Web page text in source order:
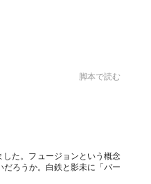
脚本で読む
た。フュージョンという概念
ろうか。白鉄と影未に「バー